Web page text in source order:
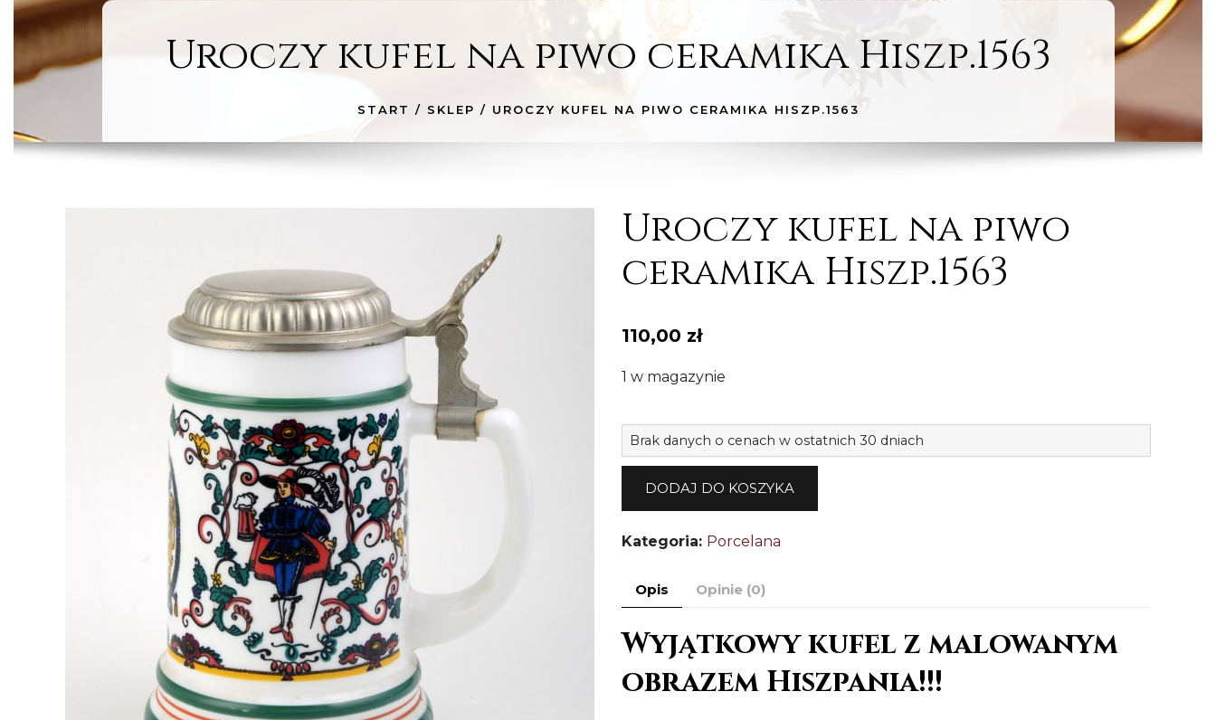
Uroczy kufel na piwo ceramika Hiszp.1563
START / SKLEP / UROCZY KUFEL NA PIWO CERAMIKA HISZP.1563
Uroczy kufel na piwo
ceramika Hiszp.1563
110,00 zł
1 w magazynie
Brak danych o cenach w ostatnich 30 dniach
ilość
DODAJ DO KOSZYKA
Kategoria: Porcelana
Opis Opinie (0)
Wyjątkowy kufel z malowanym
obrazem Hiszpania!!!